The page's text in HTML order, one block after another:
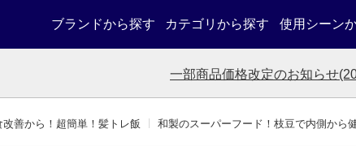
ブランドから探す カテゴリから探す 使用シーン
一部商品価格改定のお知らせ
改善から！超簡単！髪トレ飯 和製のスーパーフード！枝豆で内側から